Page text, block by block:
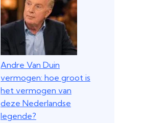
Andre Van Duin
vermogen: hoe groot is
het vermogen van
deze Nederlandse
legende?